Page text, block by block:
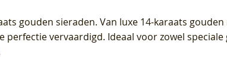
gouden sieraden. Van luxe 14-karaats
vervaardigd. Ideaal voor zowel speciale